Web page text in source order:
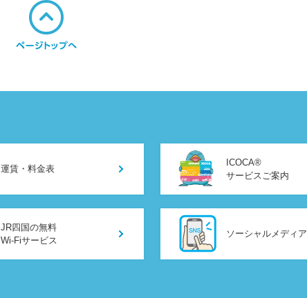
運賃・料金表
ICOCA®
サービスご案内
JR四国の無料
Wi-Fiサービス
ソーシャルメディア